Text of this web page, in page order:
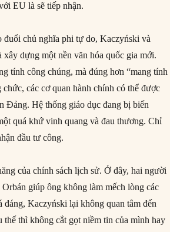
EU là sẽ tiếp nhận.
đuổi chủ nghĩa phi tự do, Kaczyński và
dựng một nền văn hóa quốc gia mới.
tính công chúng, mà đúng hơn “mang tính
các cơ quan hành chính có thể được
Đảng. Hệ thống giáo dục đang bị biến
quá khứ vinh quang và đau thương. Chỉ
đầu tư công.
của chính sách lịch sử. Ở đây, hai người
giúp ông không làm mếch lòng các
Kaczyński lại không quan tâm đến
thì không cắt gọt niềm tin của mình hay